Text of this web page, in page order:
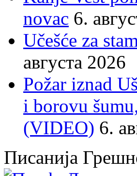
novac 6.
Učešće za
августа 2026
Požar iznad
i borovu
(VIDEO) 6.
Писанија